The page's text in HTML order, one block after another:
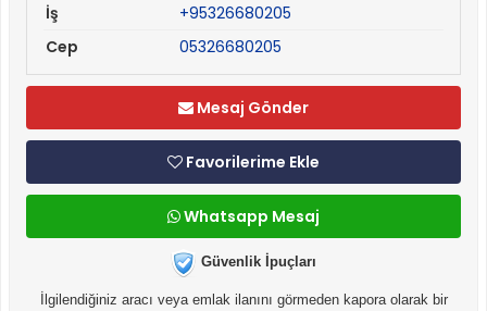
İş
+95326680205
Cep
05326680205
Mesaj Gönder
Favorilerime Ekle
Whatsapp Mesaj
Güvenlik İpuçları
İlgilendiğiniz aracı veya emlak ilanını görmeden kapora olarak bir